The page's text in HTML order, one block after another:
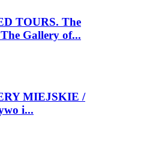
TOURS. The
Gallery of...
MIEJSKIE /
i...